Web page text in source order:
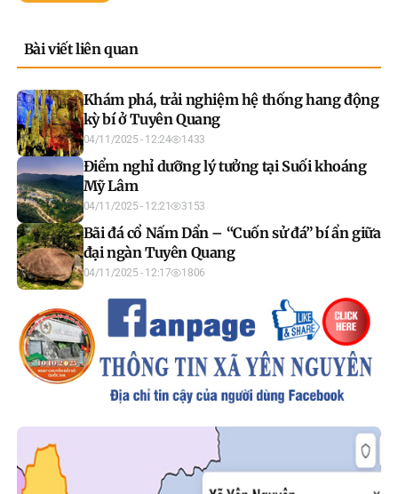
Bài viết liên quan
Khám phá, trải nghiệm hệ thống hang động
kỳ bí ở Tuyên Quang
04/11/2025 - 12:24 1433
Điểm nghỉ dưỡng lý tưởng tại Suối khoáng
Mỹ Lâm
04/11/2025 - 12:21 3153
Bãi đá cổ Nấm Dẩn – “Cuốn sử đá” bí ẩn giữa
đại ngàn Tuyên Quang
04/11/2025 - 12:17 1806